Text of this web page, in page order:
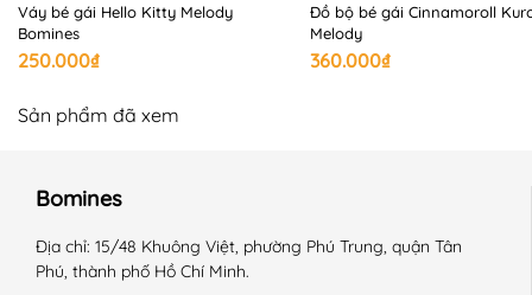
Váy bé gái Hello Kitty Melody
Bomines
250.000₫
Đồ bộ bé gái Cinnamoroll
Melody
360.000₫
Sản phẩm đã xem
Bomines
Địa chỉ: 15/48 Khuông Việt, phường Phú Trung, quận Tân
Phú, thành phố Hồ Chí Minh.